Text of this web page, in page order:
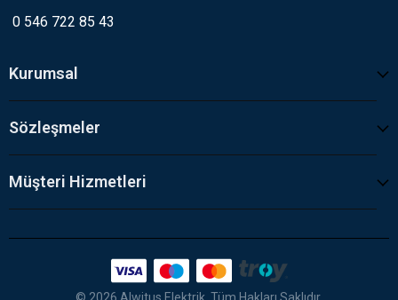
0 546 722 85 43
Kurumsal
Sözleşmeler
Müşteri Hizmetleri